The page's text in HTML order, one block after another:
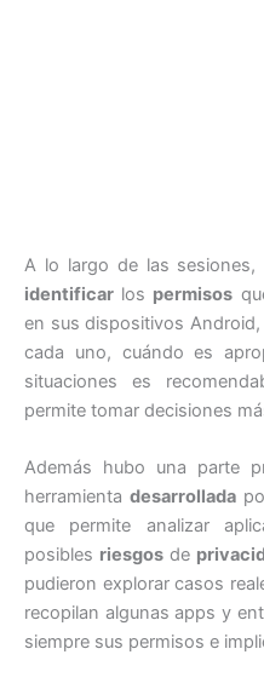
A lo largo de las sesiones,
identificar los permisos
en sus dispositivos
cada uno, cuándo es
situaciones es
permite tomar decisiones
Además hubo una parte
herramienta desarrollada
que permite analizar
posibles riesgosde
pudieron explorar casos
recopilan algunas apps y
siempre sus permisos e